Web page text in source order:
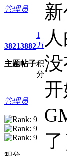
管理员
3821
主题
3882
帖子
1
万
积
分
管理员